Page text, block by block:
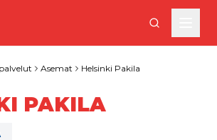
Asemat Helsinki Pakila
PAKILA